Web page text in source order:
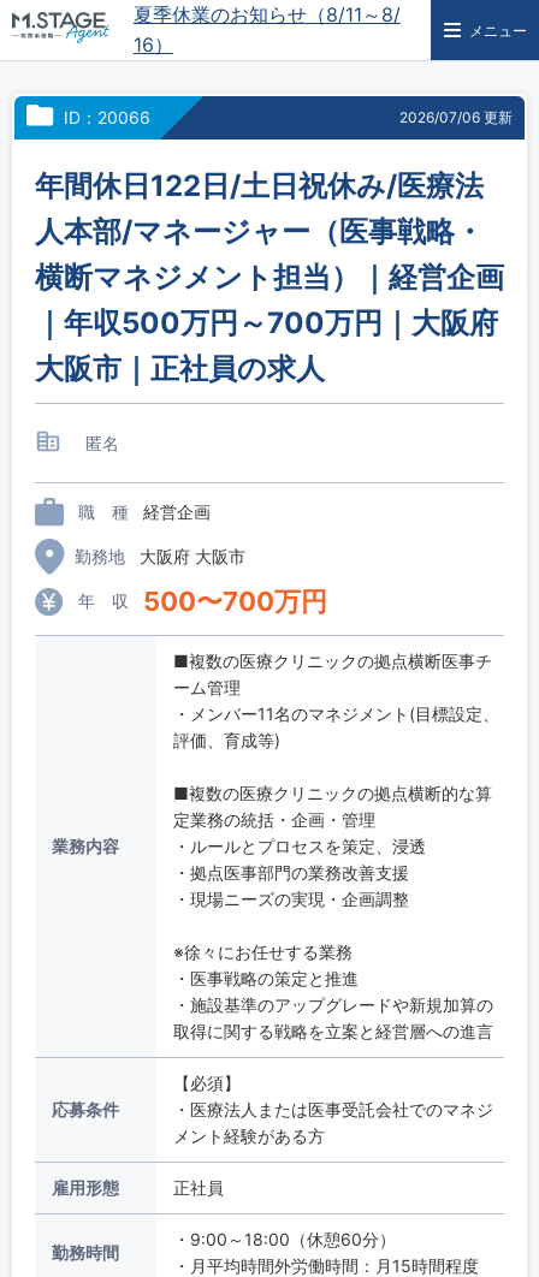
夏季休業のお知らせ（8/11～8/
16）
メニュー
ID：20066 2026/07/06 更新
年間休日122日/土日祝休み/医療法
人本部/マネージャー（医事戦略・
横断マネジメント担当）｜経営企画
｜年収500万円～700万円｜大阪府
大阪市｜正社員の求人
匿名
職 種 経営企画
勤務地 大阪府 大阪市
年 収 500〜700万円
業務内容
■複数の医療クリニックの拠点横断医事チ
ーム管理
・メンバー11名のマネジメント(目標設定、
評価、育成等)
■複数の医療クリニックの拠点横断的な算
定業務の統括・企画・管理
・ルールとプロセスを策定、浸透
・拠点医事部門の業務改善支援
・現場ニーズの実現・企画調整
※徐々にお任せする業務
・医事戦略の策定と推進
・施設基準のアップグレードや新規加算の
取得に関する戦略を立案と経営層への進言
応募条件
【必須】
・医療法人または医事受託会社でのマネジ
メント経験がある方
雇用形態 正社員
勤務時間
・9:00～18:00（休憩60分）
・月平均時間外労働時間：月15時間程度